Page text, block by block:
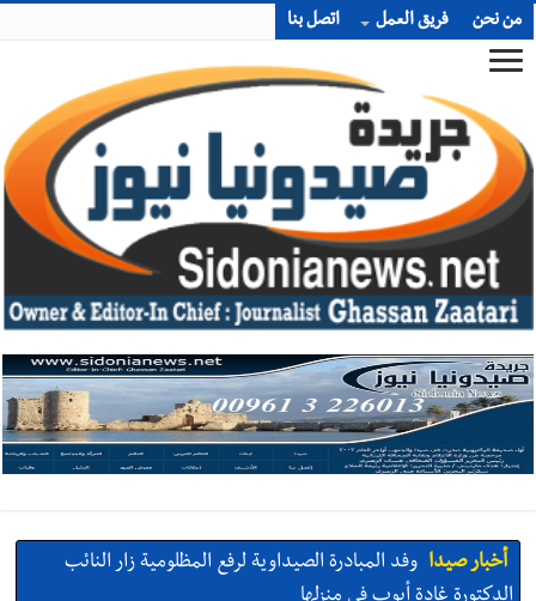
من نحن فريق العمل اتصل بنا
أخبار صيدا وفد المبادرة الصيداوية لرفع المظلومية زار النائب